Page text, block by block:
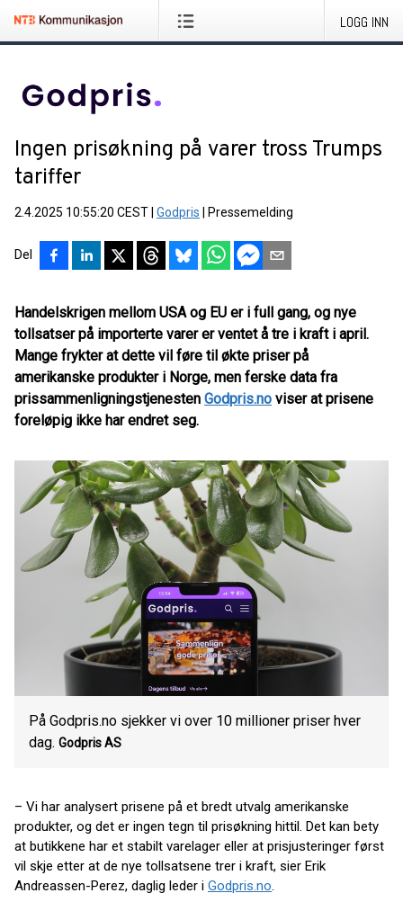
LOGG INN
Ingen prisøkning på varer tross Trumps
tariffer
2.4.2025 10:55:20 CEST Godpris Pressemelding
Del
Handelskrigen mellom USA og EU er i full gang, og nye
tollsatser på importerte varer er ventet å tre i kraft i april.
Mange frykter at dette vil føre til økte priser på
amerikanske produkter i Norge, men ferske data fra
prissammenligningstjenesten Godpris.no viser at prisene
foreløpig ikke har endret seg.
På Godpris.no sjekker vi over 10 millioner priser hver
dag. Godpris AS
– Vi har analysert prisene på et bredt utvalg amerikanske
produkter, og det er ingen tegn til prisøkning hittil. Det kan bety
at butikkene har et stabilt varelager eller at prisjusteringer først
vil skje etter at de nye tollsatsene trer i kraft, sier Erik
Andreassen-Perez, daglig leder i Godpris.no.